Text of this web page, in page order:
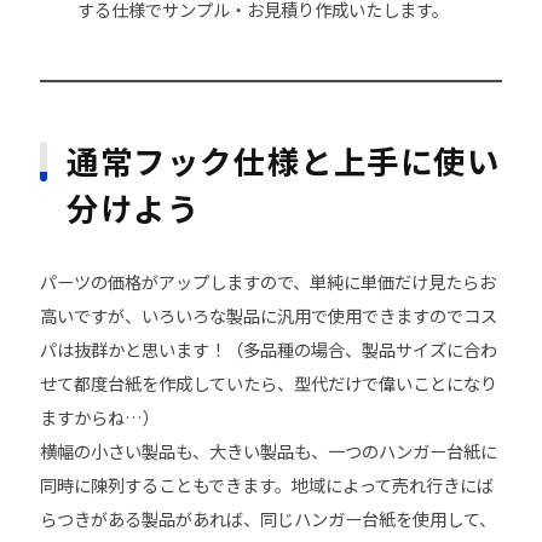
する仕様でサンプル・お見積り作成いたします。
通常フック仕様と上手に使い
分けよう
パーツの価格がアップしますので、単純に単価だけ見たらお
高いですが、いろいろな製品に汎用で使用できますのでコス
パは抜群かと思います！（多品種の場合、製品サイズに合わ
せて都度台紙を作成していたら、型代だけで偉いことになり
ますからね…）
横幅の小さい製品も、大きい製品も、一つのハンガー台紙に
同時に陳列することもできます。地域によって売れ行きにば
らつきがある製品があれば、同じハンガー台紙を使用して、